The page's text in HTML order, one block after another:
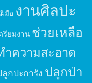
มือ งานศิลปะ
รียมงาน ช่วยเหลือ
ำความสะอาด
ลูกปะการัง ปลูกป่า